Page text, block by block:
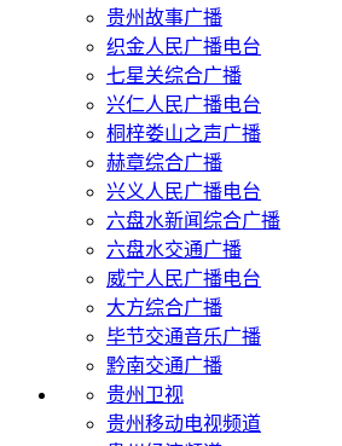
贵州故事广播
织金人民广播电台
七星关综合广播
兴仁人民广播电台
桐梓娄山之声广播
赫章综合广播
兴义人民广播电台
六盘水新闻综合广播
六盘水交通广播
威宁人民广播电台
大方综合广播
毕节交通音乐广播
黔南交通广播
贵州卫视
贵州移动电视频道